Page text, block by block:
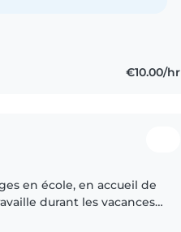
€10.00/hr
en école, en accueil de
durant les vacances